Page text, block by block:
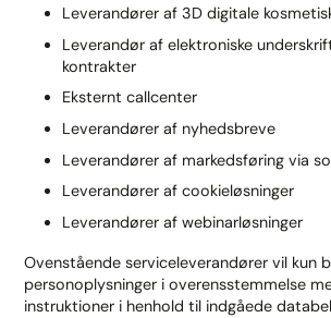
Leverandører af 3D digitale
Leverandør af elektroniske
kontrakter
Eksternt callcenter
Leverandører af nyhedsbreve
Leverandører af markedsføring via
Leverandører af cookieløsninger
Leverandører af webinarløsninger
Ovenstående serviceleverandører vil kun
personoplysninger i overensstemmelse
instruktioner i henhold til indgåede